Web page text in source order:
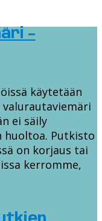
–
käytetään
valurautaviemäri
ei säily
huoltoa. Putkisto
on korjaus tai
kerromme,